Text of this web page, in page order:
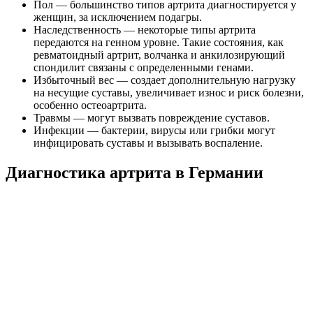
Пол — большинство типов артрита диагностируется у
женщин, за исключением подагры.
Наследственность — некоторые типы артрита
передаются на генном уровне. Такие состояния, как
ревматоидный артрит, волчанка и анкилозирующий
спондилит связаны с определенными генами.
Избыточный вес — создает дополнительную нагрузку
на несущие суставы, увеличивает износ и риск болезни,
особенно остеоартрита.
Травмы — могут вызвать повреждение суставов.
Инфекции — бактерии, вирусы или грибки могут
инфицировать суставы и вызывать воспаление.
Диагностика артрита в Германии